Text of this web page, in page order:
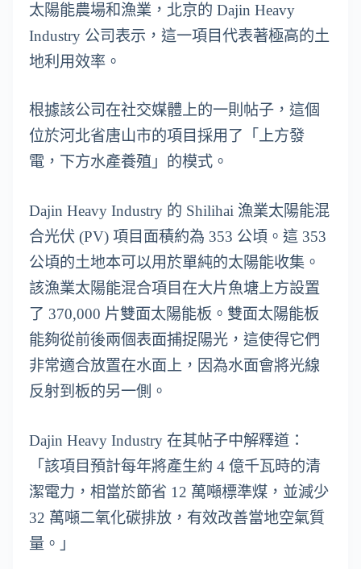
太陽能農場和漁業，北京的 Dajin Heavy
Industry 公司表示，這一項目代表著極高的土
地利用效率。
根據該公司在社交媒體上的一則帖子，這個
位於河北省唐山市的項目採用了「上方發
電，下方水產養殖」的模式。
Dajin Heavy Industry 的 Shilihai 漁業太陽能混
合光伏 (PV) 項目面積約為 353 公頃。這 353
公頃的土地本可以用於單純的太陽能收集。
該漁業太陽能混合項目在大片魚塘上方設置
了 370,000 片雙面太陽能板。雙面太陽能板
能夠從前後兩個表面捕捉陽光，這使得它們
非常適合放置在水面上，因為水面會將光線
反射到板的另一側。
Dajin Heavy Industry 在其帖子中解釋道：
「該項目預計每年將產生約 4 億千瓦時的清
潔電力，相當於節省 12 萬噸標準煤，並減少
32 萬噸二氧化碳排放，有效改善當地空氣質
量。」